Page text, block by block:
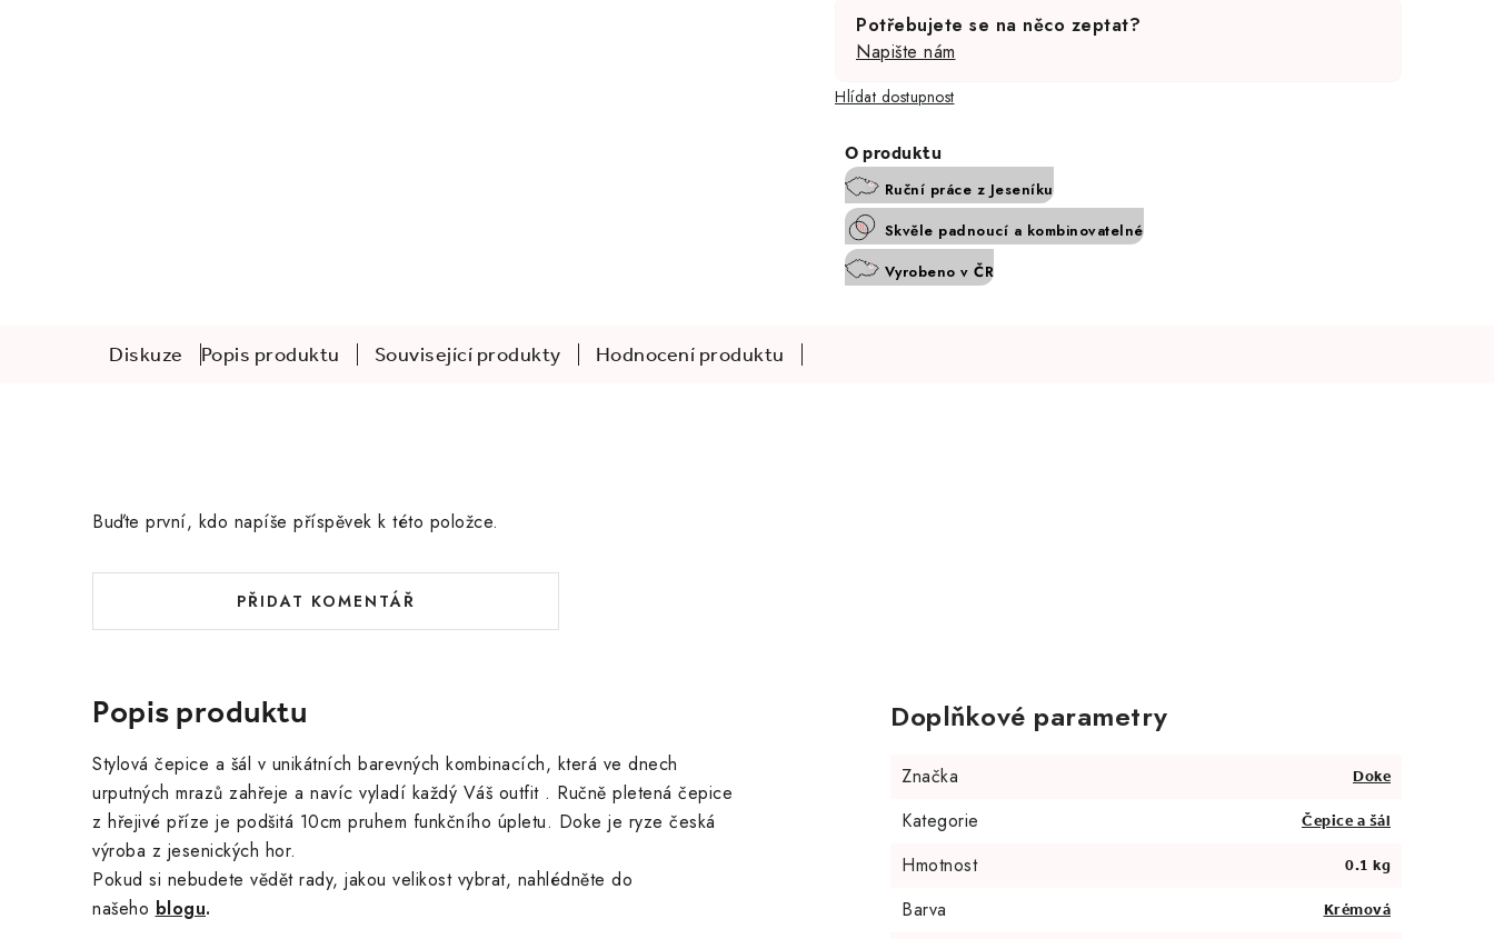
Potřebujete se na něco zeptat?
Napište nám
Hlídat
Ruční práce z Jeseníku
Skvěle padnoucí a kombinovatelné
Vyrobeno v ČR
Popis produktu Hodnocení produktu
Diskuze Související produkty
Popis produktu
Stylová čepice a šál v unikátních barevných kombinacích, která ve dnech
urputných mrazů zahřeje a navíc vyladí každý Váš outfit . Ručně pletená čepice
z hřejivé příze je podšitá 10cm pruhem funkčního úpletu. Doke je ryze česká
výroba z jesenických hor.
Pokud si nebudete vědět rady, jakou velikost vybrat, nahlédněte do
našeho blogu.
Doplňkové parametry
Značka Doke
Kategorie Čepice a šál
Hmotnost 0.1 kg
Barva Krémová
Buďte první, kdo napíše příspěvek k této položce.
PŘIDAT KOMENTÁŘ